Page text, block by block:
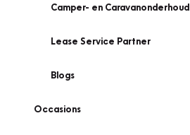
Camper- en Caravanonderhoud
Lease Service Partner
Blogs
Occasions